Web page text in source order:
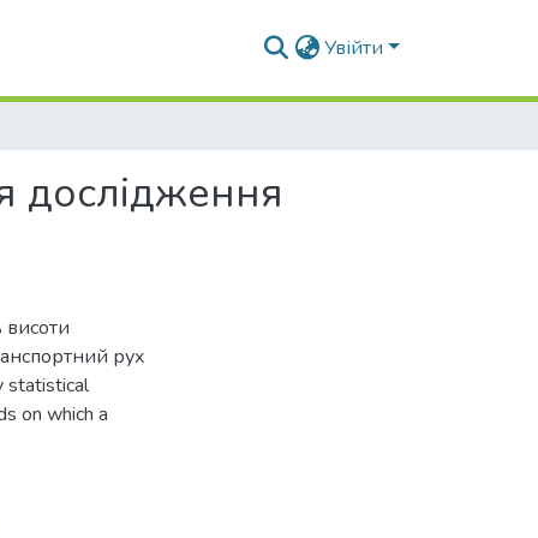
Увійти
дослідження
висоти
рух
statistical
on which a